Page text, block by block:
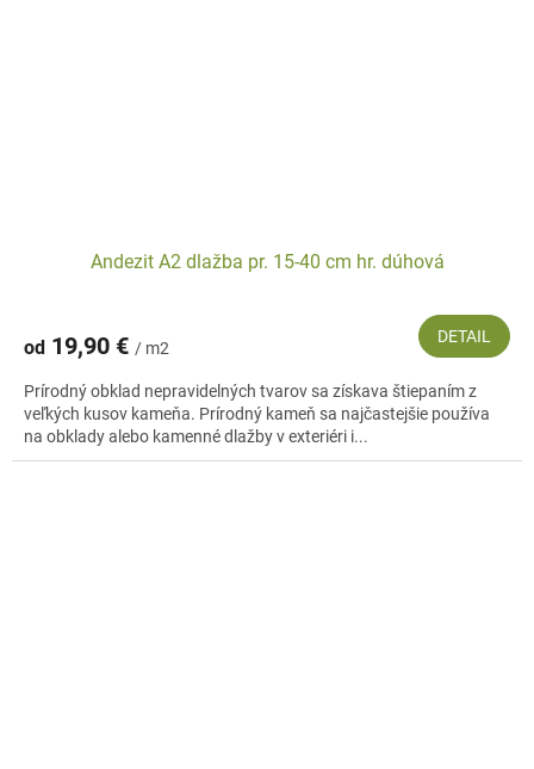
Andezit A2 dlažba pr. 15-40 cm hr. dúhová
od 19,90 € / m2
DETAIL
Prírodný obklad nepravidelných tvarov sa získava štiepaním z
veľkých kusov kameňa. Prírodný kameň sa najčastejšie používa
na obklady alebo kamenné dlažby v exteriéri i...